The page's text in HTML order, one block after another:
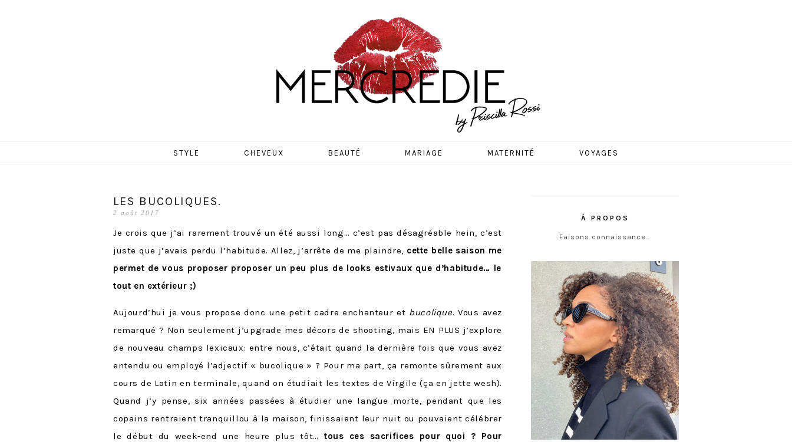
MERCREDIE
STYLE CHEVEUX BEAUTÉ MARIAGE MATERNITÉ VOYAGES
LES BUCOLIQUES.
2 août 2017
Je crois que j’ai rarement trouvé un été aussi long… c’est pas désagréable hein, c’est
juste que j’avais perdu l’habitude. Allez, j’arrête de me plaindre, cette belle saison me
permet de vous proposer proposer un peu plus de looks estivaux que d’habitude… le
tout en extérieur ;)
Aujourd’hui je vous propose donc une petit cadre enchanteur et bucolique. Vous avez
remarqué ? Non seulement j’upgrade mes décors de shooting, mais EN PLUS j’explore
de nouveau champs lexicaux: entre nous, c’était quand la dernière fois que vous avez
entendu ou employé l’adjectif « bucolique » ? Pour ma part, ça remonte sûrement aux
cours de Latin en terminale, quand on étudiait les textes de Virgile (ça en jette wesh).
Quand j’y pense, six années passées à étudier une langue morte, pendant que les
copains rentraient tranquillou à la maison, finissaient leur nuit ou pouvaient célébrer
le début du week-end une heure plus tôt…tous ces sacrifices pour quoi ? Pour
À PROPOS
Faisons connaissance…